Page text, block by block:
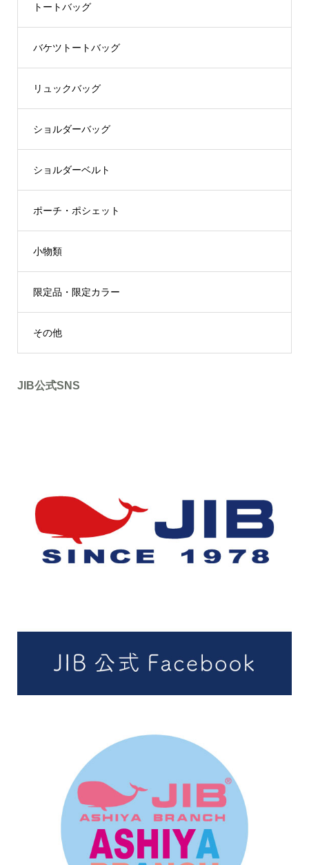
トートバッグ
バケツトートバッグ
リュックバッグ
ショルダーバッグ
ショルダーベルト
ポーチ・ポシェット
小物類
限定品・限定カラー
その他
JIB公式SNS